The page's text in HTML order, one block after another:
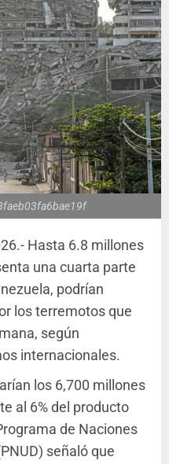
Hasta 6.8 millones
una cuarta parte
podrían
los terremotos que
según
internacionales.
los 6,700 millones
al 6% del producto
de Naciones
señaló que